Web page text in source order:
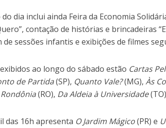
dia inclui ainda Feira da Economia
contação de histórias e brincadeiras
de sessões infantis e exibições de filmes
ao longo do sábado estão Cartas
de Partida(SP), Quanto Vale?(MG),Às
(RO), Da Aldeia à Universidade
das 16h apresenta O Jardim Mágico(PR) e